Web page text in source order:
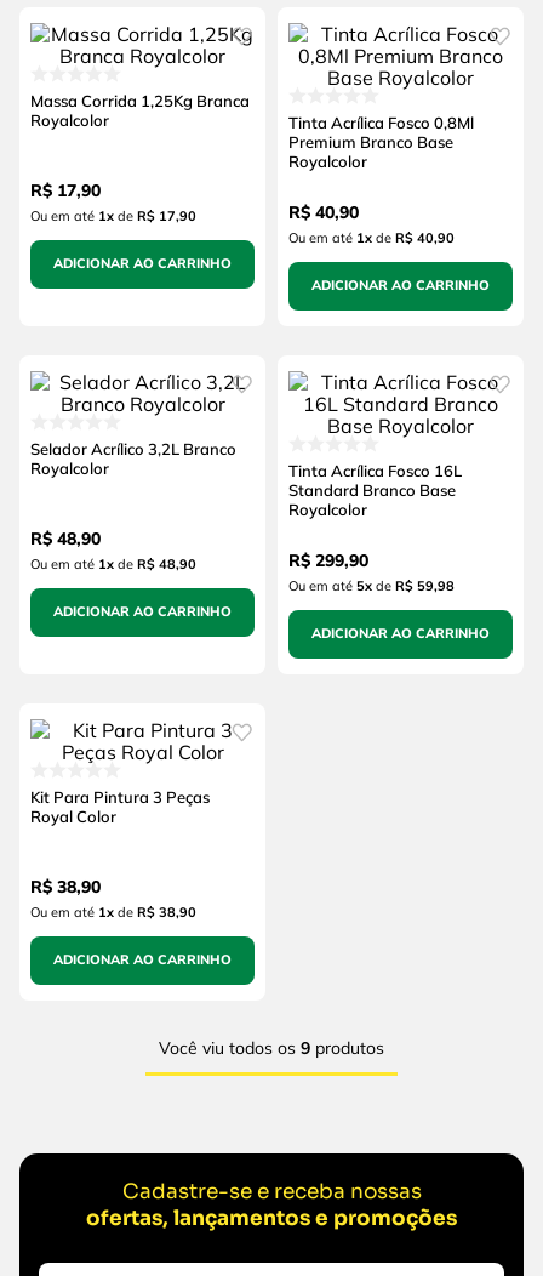
Massa Corrida 1,25Kg Branca
Royalcolor
R$ 17,90
Ou em até 1xde R$ 17,90
ADICIONAR AO CARRINHO
Tinta Acrílica Fosco 0,8Ml
Premium Branco Base
Royalcolor
R$ 40,90
Ou em até 1xde R$ 40,90
ADICIONAR AO CARRINHO
Selador Acrílico 3,2L Branco
Royalcolor
R$ 48,90
Ou em até 1xde R$ 48,90
ADICIONAR AO CARRINHO
Tinta Acrílica Fosco 16L
Standard Branco Base
Royalcolor
R$ 299,90
Ou em até 5xde R$ 59,98
ADICIONAR AO CARRINHO
Kit Para Pintura 3 Peças
Royal Color
R$ 38,90
Ou em até 1xde R$ 38,90
ADICIONAR AO CARRINHO
Você viu todos os 9 produtos
Cadastre-se e receba nossas
ofertas, lançamentos e promoções